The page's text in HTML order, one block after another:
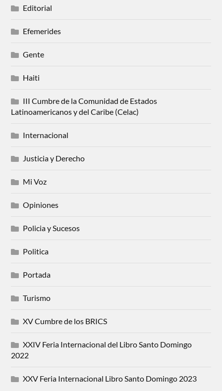
Editorial
Efemerides
Gente
Haiti
III Cumbre de la Comunidad de Estados
Latinoamericanos y del Caribe (Celac)
Internacional
Justicia y Derecho
Mi Voz
Opiniones
Policia y Sucesos
Politica
Portada
Turismo
XV Cumbre de los BRICS
XXIV Feria Internacional del Libro Santo Domingo
2022
XXV Feria Internacional Libro Santo Domingo 2023